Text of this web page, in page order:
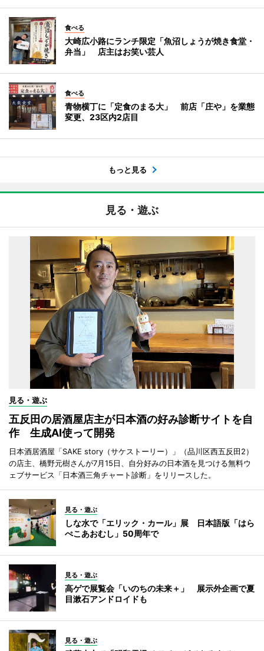
食べる
大崎広小路にランチ限定「魚沼しょうが焼き食堂・
弁当」 店主はお笑い芸人
食べる
青物横丁に「定食のまる大」 前店「庄や」を業態
変更、23区内2店目
もっと見る
見る・遊ぶ
見る・遊ぶ
五反田の居酒屋店主が日本酒の好み診断サイトを自
作 生成AI使って開発
日本酒居酒屋「SAKE story（サケストーリー）」（品川区西五反田2）
の店主、橋野元樹さんが7月15日、自分好みの日本酒を見つける無料ウ
ェブサービス「日本酒三角チャート診断」をリリースした。
見る・遊ぶ
しな水で「エリック・カール」展 日本語版「はら
ぺこあおむし」50周年で
見る・遊ぶ
高ゲで展覧会「いのちの未来＋」 展示外企画で夏
目漱石アンドロイドも
見る・遊ぶ